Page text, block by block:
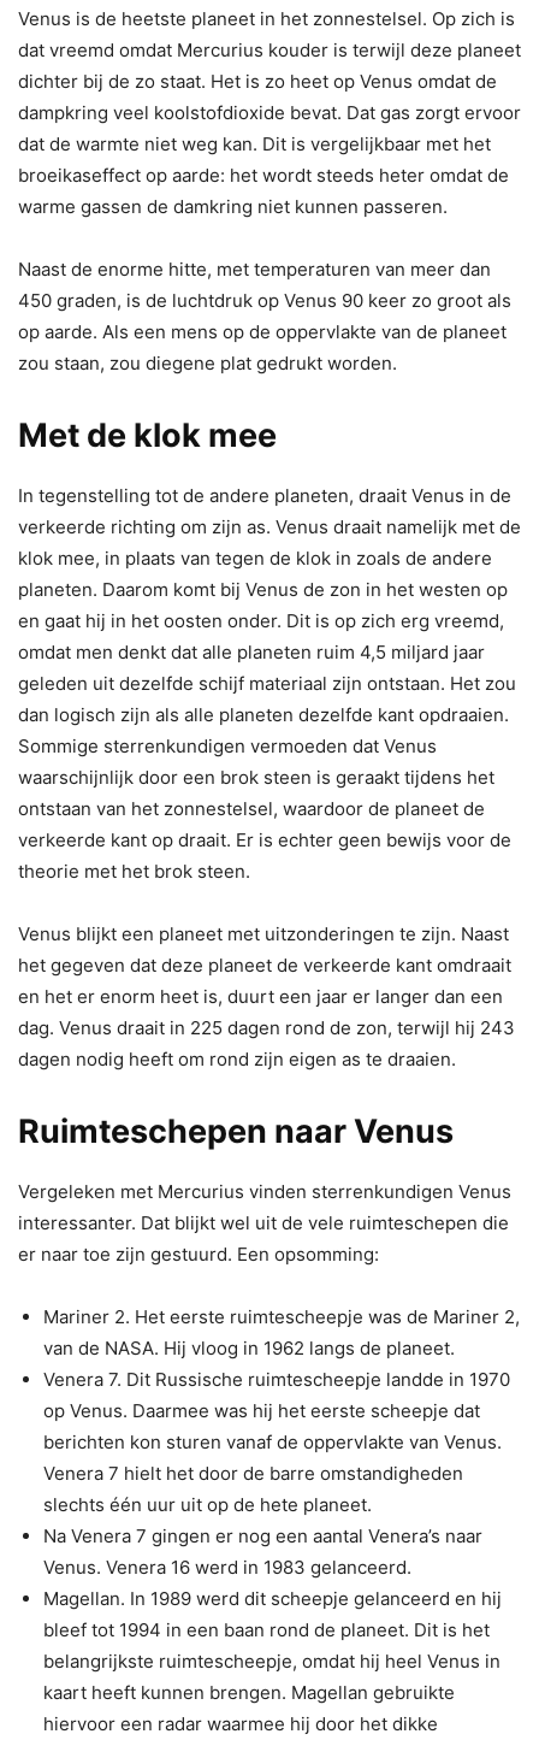
Venus is de heetste planeet in het zonnestelsel. Op zich is
dat vreemd omdat Mercurius kouder is terwijl deze planeet
dichter bij de zo staat. Het is zo heet op Venus omdat de
dampkring veel koolstofdioxide bevat. Dat gas zorgt ervoor
dat de warmte niet weg kan. Dit is vergelijkbaar met het
broeikaseffect op aarde: het wordt steeds heter omdat de
warme gassen de damkring niet kunnen passeren.
Naast de enorme hitte, met temperaturen van meer dan
450 graden, is de luchtdruk op Venus 90 keer zo groot als
op aarde. Als een mens op de oppervlakte van de planeet
zou staan, zou diegene plat gedrukt worden.
Met de klok mee
In tegenstelling tot de andere planeten, draait Venus in de
verkeerde richting om zijn as. Venus draait namelijk met de
klok mee, in plaats van tegen de klok in zoals de andere
planeten. Daarom komt bij Venus de zon in het westen op
en gaat hij in het oosten onder. Dit is op zich erg vreemd,
omdat men denkt dat alle planeten ruim 4,5 miljard jaar
geleden uit dezelfde schijf materiaal zijn ontstaan. Het zou
dan logisch zijn als alle planeten dezelfde kant opdraaien.
Sommige sterrenkundigen vermoeden dat Venus
waarschijnlijk door een brok steen is geraakt tijdens het
ontstaan van het zonnestelsel, waardoor de planeet de
verkeerde kant op draait. Er is echter geen bewijs voor de
theorie met het brok steen.
Venus blijkt een planeet met uitzonderingen te zijn. Naast
het gegeven dat deze planeet de verkeerde kant omdraait
en het er enorm heet is, duurt een jaar er langer dan een
dag. Venus draait in 225 dagen rond de zon, terwijl hij 243
dagen nodig heeft om rond zijn eigen as te draaien.
Ruimteschepen naar Venus
Vergeleken met Mercurius vinden sterrenkundigen Venus
interessanter. Dat blijkt wel uit de vele ruimteschepen die
er naar toe zijn gestuurd. Een opsomming:
Mariner 2. Het eerste ruimtescheepje was de Mariner 2,
van de NASA. Hij vloog in 1962 langs de planeet.
Venera 7. Dit Russische ruimtescheepje landde in 1970
op Venus. Daarmee was hij het eerste scheepje dat
berichten kon sturen vanaf de oppervlakte van Venus.
Venera 7 hielt het door de barre omstandigheden
slechts één uur uit op de hete planeet.
Na Venera 7 gingen er nog een aantal Venera’s naar
Venus. Venera 16 werd in 1983 gelanceerd.
Magellan. In 1989 werd dit scheepje gelanceerd en hij
bleef tot 1994 in een baan rond de planeet. Dit is het
belangrijkste ruimtescheepje, omdat hij heel Venus in
kaart heeft kunnen brengen. Magellan gebruikte
hiervoor een radar waarmee hij door het dikke